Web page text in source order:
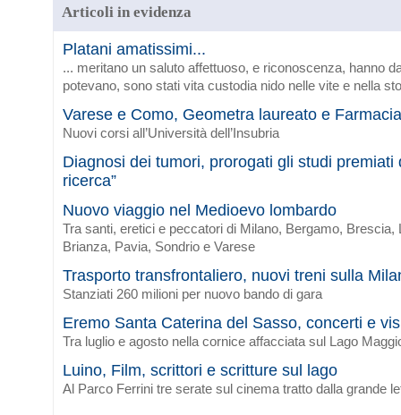
Articoli in evidenza
Platani amatissimi...
... meritano un saluto affettuoso, e riconoscenza, hanno
potevano, sono stati vita custodia nido nelle vite e nella
Varese e Como, Geometra laureato e Farmacia
Nuovi corsi all’Università dell’Insubria
Diagnosi dei tumori, prorogati gli studi premiati
ricerca”
Nuovo viaggio nel Medioevo lombardo
Tra santi, eretici e peccatori di Milano, Bergamo, Brescia,
Brianza, Pavia, Sondrio e Varese
Trasporto transfrontaliero, nuovi treni sulla
Stanziati 260 milioni per nuovo bando di gara
Eremo Santa Caterina del Sasso, concerti e
Tra luglio e agosto nella cornice affacciata sul Lago
Luino, Film, scrittori e scritture sul lago
Al Parco Ferrini tre serate sul cinema tratto dalla grande